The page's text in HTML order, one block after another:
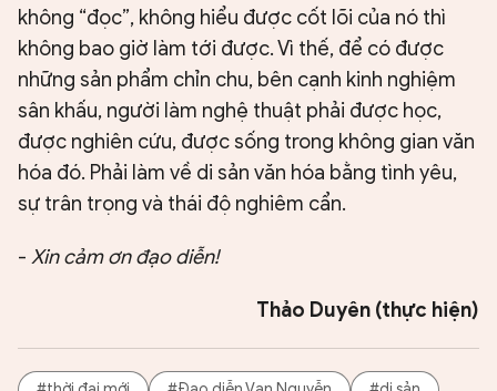
không “đọc”, không hiểu được cốt lõi của nó thì
không bao giờ làm tới được. Vì thế, để có được
những sản phẩm chỉn chu, bên cạnh kinh nghiệm
sân khấu, người làm nghệ thuật phải được học,
được nghiên cứu, được sống trong không gian văn
hóa đó. Phải làm về di sản văn hóa bằng tình yêu,
sự trân trọng và thái độ nghiêm cẩn.
- Xin cảm ơn đạo diễn!
Thảo Duyên (thực hiện)